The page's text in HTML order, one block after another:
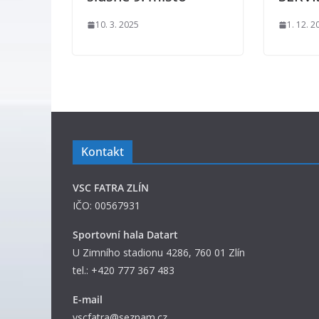
10. 3. 2025 1. 12.
Kontakt
VSC FATRA ZLÍN
IČO: 00567931
Sportovní hala Datart
U Zimního stadionu 4286, 760 01 Zlín
tel.: +420 777 367 483
E-mail